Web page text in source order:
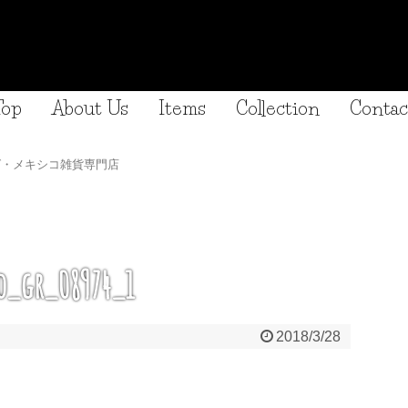
About Us Items Collection
メキシコ雑貨専門店
2018/3/28